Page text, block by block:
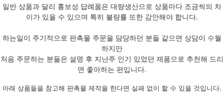
일반 상품과 달리 홍보성 답례품은 대량생산으로 상품마다 조금씩의 차
이가 있을 수 있으며 특히 불량률 또한 감안해야 합니다.
하는일이 주기적으로 판촉물 주문을 담당하던 분들 같으면 상담이 수월
하지만
처음 주문하는 분들은 설명 후 지난주 인기 있었던 제품으로 추천해 드리
면 좋아하는 편입니다.
아래 상품들을 참고해 판촉물 제작을 한다면 실패 없이 할 수 있을 것입니다.